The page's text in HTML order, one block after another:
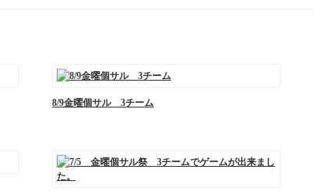
8/9金曜個サル 3チーム